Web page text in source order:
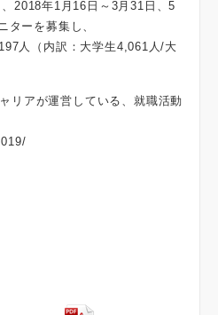
2018年1月16日～3月31日、5
ターを募集し、
人（内訳：大学生4,061人/大
リアが運営している、就職活動